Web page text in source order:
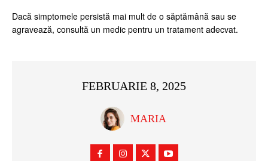
Dacă simptomele persistă mai mult de o săptămână sau se
agravează, consultă un medic pentru un tratament adecvat.
FEBRUARIE 8, 2025
MARIA